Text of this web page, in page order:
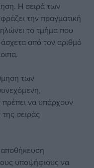
Η σειρά των
την πραγματική
το τμήμα που
άσχετα από τον αριθμό
των
πρέπει να υπάρχουν
σειράς
υποψήφιους να